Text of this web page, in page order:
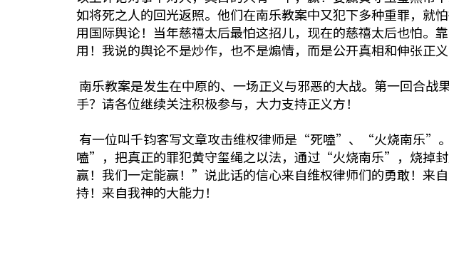
如将死之人的回光返照。他们在南乐教案中又犯下多种重罪，
用国际舆论！当年慈禧太后最怕这招儿，现在的慈禧太后也怕。
用！我说的舆论不是炒作，也不是煽情，而是公开真相和伸张正义
南乐教案是发生在中原的、一场正义与邪恶的大战。第一回合
手？请各位继续关注积极参与，大力支持正义方！
有一位叫千钧客写文章攻击维权律师是“死嗑”、“火烧南乐
嗑”，把真正的罪犯黄守玺绳之以法，通过“火烧南乐”，烧掉
赢！我们一定能赢！”说此话的信心来自维权律师们的勇敢！来
持！来自我神的大能力！